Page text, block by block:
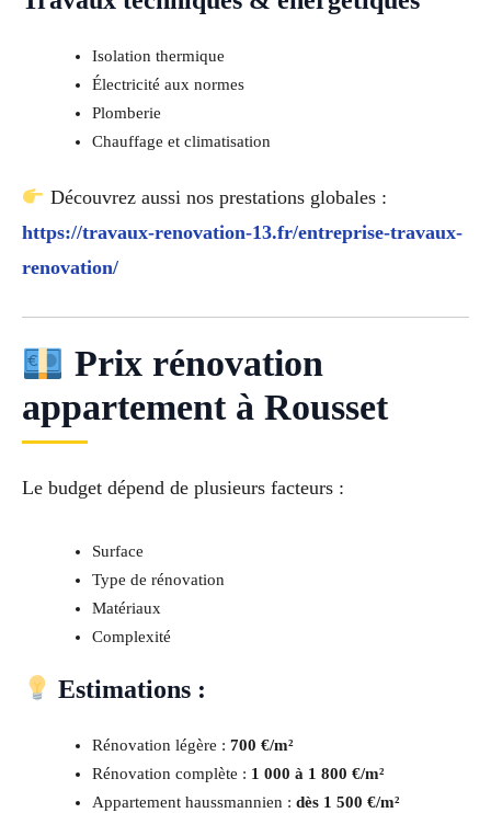
Isolation thermique
Électricité aux normes
Plomberie
Chauffage et climatisation
Découvrez aussi nos prestations globales :
https://travaux-renovation-13.fr/entreprise-travaux-
renovation/
Prix rénovation
appartement à Rousset
Le budget dépend de plusieurs facteurs :
Surface
Type de rénovation
Matériaux
Complexité
Estimations :
Rénovation légère : 700 €/m²
Rénovation complète : 1 000 à 1 800 €/m²
Appartement haussmannien : dès 1 500 €/m²